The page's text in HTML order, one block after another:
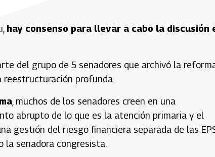
hay consenso para llevar a cabo la discusión
del grupo de 5 senadores que archivó la
reestructuración profunda.
, muchos de los senadores creen en una
abrupto de lo que es la atención primaria y el
gestión del riesgo financiera separada de las
la senadora congresista.